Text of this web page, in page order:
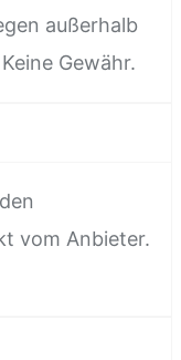
außerhalb
Gewähr.
vom Anbieter.